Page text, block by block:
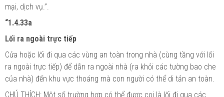
mại, dịch vụ.”.
“1.4.33a
Lối ra ngoài trực tiếp
Cửa hoặc lối đi qua các vùng an toàn trong nhà (cùng tầng với lối
ra ngoài trực tiếp) để dẫn ra ngoài nhà (ra khỏi các tường bao che
của nhà) đến khu vực thoáng mà con người có thể di tản an toàn.
CHÚ THÍCH: Một số trường hợp có thể được coi là lối đi qua các